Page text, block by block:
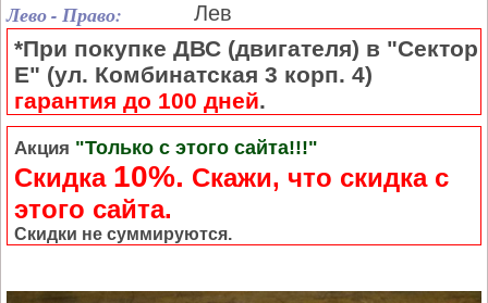
Лево - Право: Лев
*При покупке ДВС (двигателя) в "Сектор
Е" (ул. Комбинатская 3 корп. 4)
гарантия до 100 дней.
Акция "Только с этого сайта!!!"
Скидка 10%. Cкажи, что скидка с
этого сайта.
Скидки не суммируются.